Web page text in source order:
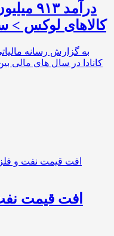
درآمد
کالاهای لوکس >
به گزارش رسانه
افت قیمت